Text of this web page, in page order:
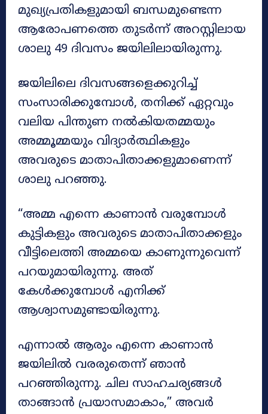
മുഖ്യപ്രതികളുമായി ബന്ധമുണ്ടെന്ന
ആരോപണത്തെ തുടർന്ന് അറസ്റ്റിലായ
ശാലു 49 ദിവസം ജയിലിലായിരുന്നു.
ജയിലിലെ ദിവസങ്ങളെക്കുറിച്ച്
സംസാരിക്കുമ്പോൾ, തനിക്ക് ഏറ്റവും
വലിയ പിന്തുണ നൽകിയതമ്മയും
അമ്മൂമ്മയും വിദ്യാർത്ഥികളും
അവരുടെ മാതാപിതാക്കളുമാണെന്ന്
ശാലു പറഞ്ഞു.
“അമ്മ എന്നെ കാണാൻ വരുമ്പോൾ
കുട്ടികളും അവരുടെ മാതാപിതാക്കളും
വീട്ടിലെത്തി അമ്മയെ കാണുന്നുവെന്ന്
പറയുമായിരുന്നു. അത്
കേൾക്കുമ്പോൾ എനിക്ക്
ആശ്വാസമുണ്ടായിരുന്നു.
എന്നാൽ ആരും എന്നെ കാണാൻ
ജയിലിൽ വരരുതെന്ന് ഞാൻ
പറഞ്ഞിരുന്നു. ചില സാഹചര്യങ്ങൾ
താങ്ങാൻ പ്രയാസമാകാം,” അവർ